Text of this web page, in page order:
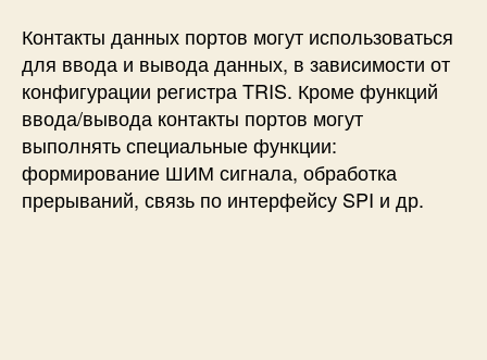
Контакты данных портов могут использоваться
для ввода и вывода данных, в зависимости от
конфигурации регистра TRIS. Кроме функций
ввода/вывода контакты портов могут
выполнять специальные функции:
формирование ШИМ сигнала, обработка
прерываний, связь по интерфейсу SPI и др.